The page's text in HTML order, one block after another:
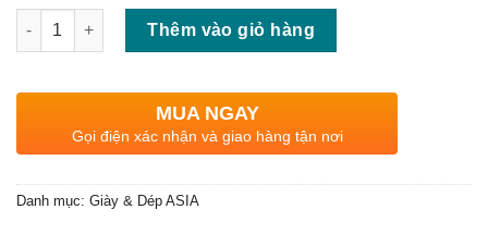
Số lượng
Thêm vào giỏ hàng
MUA NGAY
Gọi điện xác nhận và giao hàng tận nơi
Danh mục: Giày & Dép ASIA